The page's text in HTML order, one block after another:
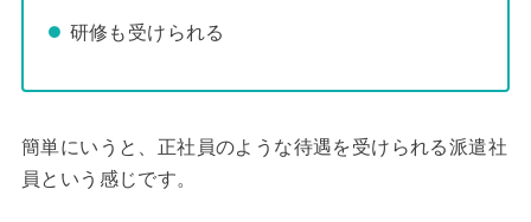
研修も受けられる
簡単にいうと、正社員のような待遇を受けられる派遣社
員という感じです。